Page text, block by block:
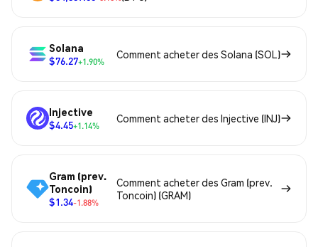
Solana
$76.27+1.90%
Comment acheter des Solana (SOL)
Injective
$4.45+1.14%
Comment acheter des Injective (INJ)
Gram (prev.
Toncoin)
$1.34-1.88%
Comment acheter des Gram (prev.
Toncoin) (GRAM)